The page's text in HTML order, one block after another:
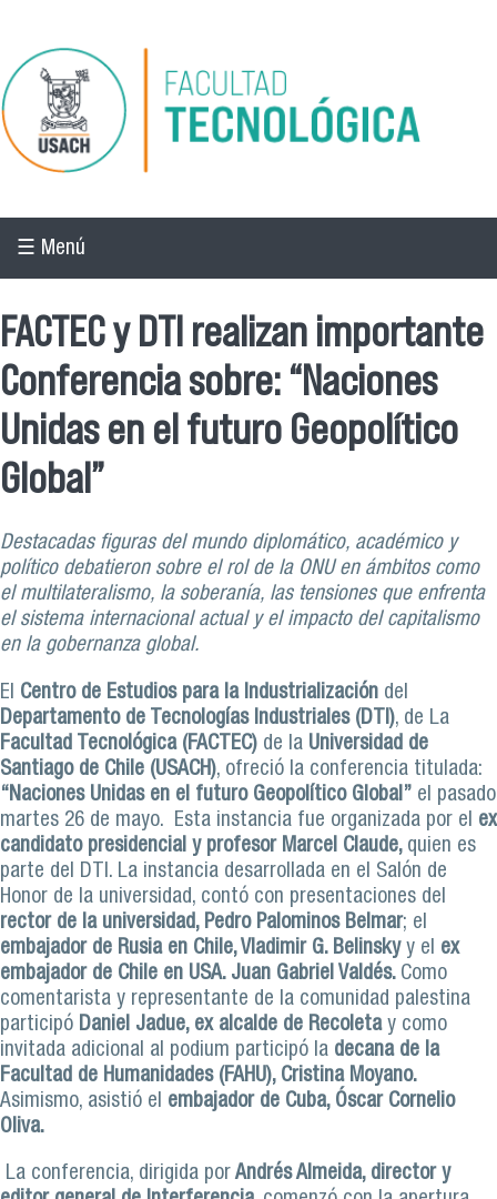
Pasar al contenido principal
☰ Menú
FACTEC y DTI realizan importante
Conferencia sobre: “Naciones
Unidas en el futuro Geopolítico
Global”
Destacadas figuras del mundo diplomático, académico y
político debatieron sobre el rol de la ONU en ámbitos como
el multilateralismo, la soberanía, las tensiones que enfrenta
el sistema internacional actual y el impacto del capitalismo
en la gobernanza global.
El Centro de Estudios para la Industrialización del
Departamento de Tecnologías Industriales (DTI), de La
Facultad Tecnológica (FACTEC) de la Universidad de
Santiago de Chile (USACH), ofreció la conferencia titulada:
“Naciones Unidas en el futuro Geopolítico Global” el pasado
martes 26 de mayo. Esta instancia fue organizada por el ex
candidato presidencial y profesor Marcel Claude, quien es
parte del DTI. La instancia desarrollada en el Salón de
Honor de la universidad, contó con presentaciones del
rector de la universidad, Pedro Palominos Belmar; el
embajador de Rusia en Chile, Vladimir G. Belinskyy el ex
embajador de Chile en USA. Juan Gabriel Valdés. Como
comentarista y representante de la comunidad palestina
participó Daniel Jadue, ex alcalde de Recoletay como
invitada adicional al podium participó la decana de la
Facultad de Humanidades (FAHU), Cristina Moyano.
Asimismo, asistió el embajador de Cuba, Óscar Cornelio
Oliva.
La conferencia, dirigida por Andrés Almeida, director y